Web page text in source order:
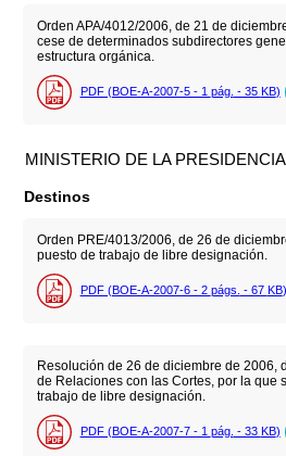
Orden APA/4012/2006, de 21 de
cese de determinados subdirectores
estructura orgánica.
PDF (BOE-A-2007-5 - 1 pág. - 35 KB)
MINISTERIO DE LA PRESIDENCIA
Destinos
Orden PRE/4013/2006, de 26 de
puesto de trabajo de libre designación.
PDF (BOE-A-2007-6 - 2 págs. - 67 KB)
Resolución de 26 de diciembre de 2006,
de Relaciones con las Cortes, por la que
trabajo de libre designación.
PDF (BOE-A-2007-7 - 1 pág. - 33 KB)